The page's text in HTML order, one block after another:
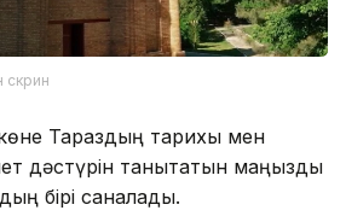
скрин
Тараздың тарихы мен
дәстүрін танытатын маңызды
бірі саналады.